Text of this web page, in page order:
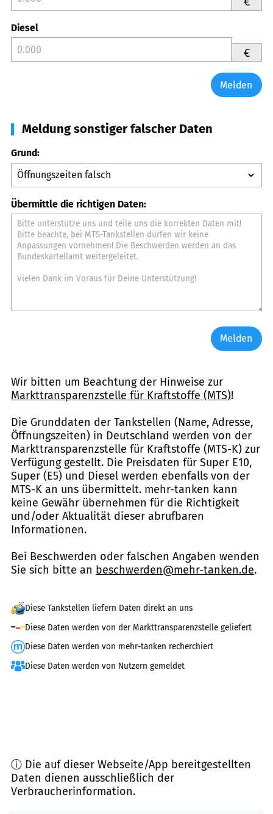
Diesel
€
Melden
Meldung sonstiger falscher Daten
Grund:
Übermittle die richtigen Daten:
Melden
Wir bitten um Beachtung der Hinweise zur
Markttransparenzstelle für Kraftstoffe (MTS)!
Die Grunddaten der Tankstellen (Name, Adresse,
Öffnungszeiten) in Deutschland werden von der
Markttransparenzstelle für Kraftstoffe (MTS-K) zur
Verfügung gestellt. Die Preisdaten für Super E10,
Super (E5) und Diesel werden ebenfalls von der
MTS-K an uns übermittelt. mehr-tanken kann
keine Gewähr übernehmen für die Richtigkeit
und/oder Aktualität dieser abrufbaren
Informationen.
Bei Beschwerden oder falschen Angaben wenden
Sie sich bitte an beschwerden@mehr-tanken.de.
Diese Tankstellen liefern Daten direkt an uns
Diese Daten werden von der Markttransparenzstelle geliefert
Diese Daten werden von mehr-tanken recherchiert
Diese Daten werden von Nutzern gemeldet
ⓘ Die auf dieser Webseite/App bereitgestellten
Daten dienen ausschließlich der
Verbraucherinformation.